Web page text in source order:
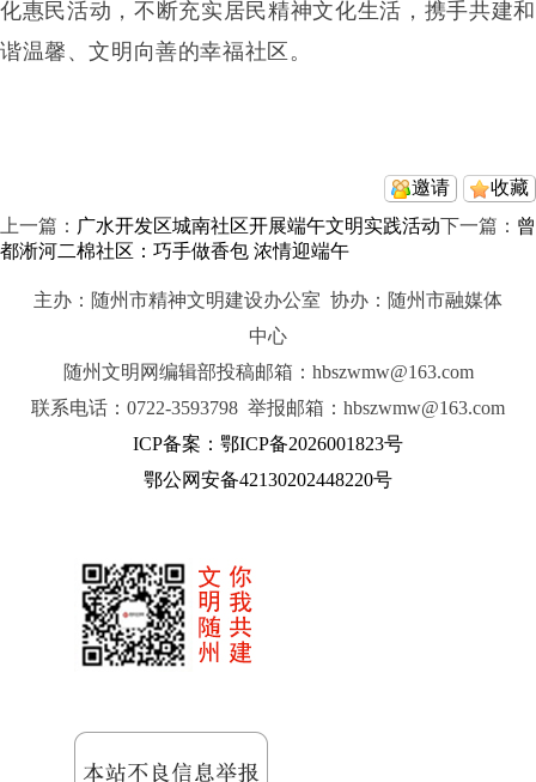
化惠民活动，不断充实居民精神文化生活，携手共建和
谐温馨、文明向善的幸福社区。
收藏
邀请
上一篇： 广水开发区城南社区开展端午文明实践活动下一篇： 曾
都淅河二棉社区：巧手做香包 浓情迎端午
主办：随州市精神文明建设办公室 协办：随州市融媒体
中心
随州文明网编辑部投稿邮箱：hbszwmw@163.com
联系电话：0722-3593798 举报邮箱：hbszwmw@163.com
ICP备案：鄂ICP备2026001823号
鄂公网安备42130202448220号